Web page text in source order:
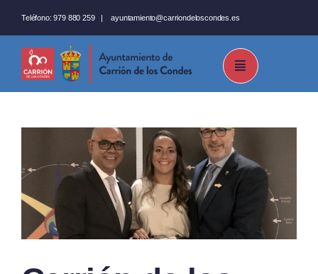
al
contenido
Teléfono: 979 880 259 |ayuntamiento@carriondeloscondes.es